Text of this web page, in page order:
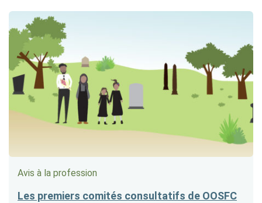
Avis à la profession
Les premiers comités consultatifs de OOSFC